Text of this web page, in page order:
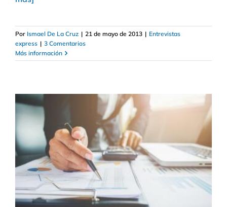
Por Ismael De La Cruz | 21 de mayo de 2013 | Entrevistas
express | 3 Comentarios
Más información